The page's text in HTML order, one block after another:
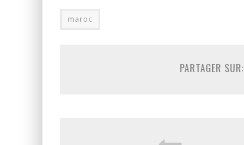
maroc
PARTAGER SUR: